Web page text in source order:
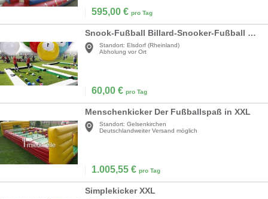
595,00 € pro Tag
Snook-Fußball Billard-Snooker-Fußball Snooker-Ball riesiger Snooker-Fußball Straßenspiel Sport
Standort: Elsdorf (Rheinland)
Abholung vor Ort
60,00 € pro Tag
Menschenkicker Der Fußballspaß in XXL
Standort: Gelsenkirchen
Deutschlandweiter Versand möglich
1.005,55 € pro Tag
Simplekicker XXL